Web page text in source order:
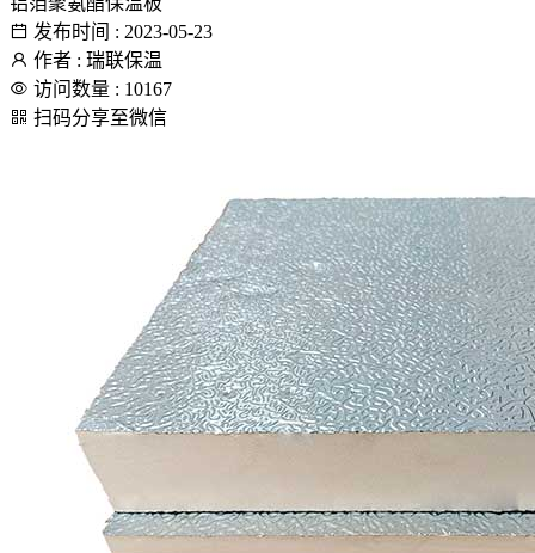
发布时间 : 2023-05-23
作者 : 瑞联保温
访问数量 : 10167
扫码分享至微信